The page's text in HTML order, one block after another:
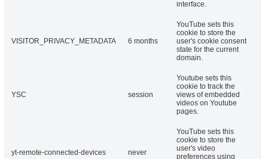
interface.
VISITOR_PRIVACY_METADATA 6 months
YouTube sets this
cookie to store the
user's cookie consent
state for the current
domain.
YSC session
Youtube sets this
cookie to track the
views of embedded
videos on Youtube
pages.
yt-remote-connected-devices never
YouTube sets this
cookie to store the
user's video
preferences using